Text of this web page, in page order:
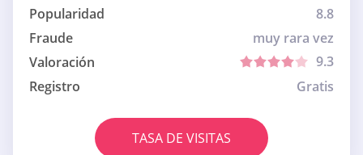
Popularidad
8.8
Fraude
muy rara vez
Valoración
9.3
Registro
Gratis
TASA DE VISITAS